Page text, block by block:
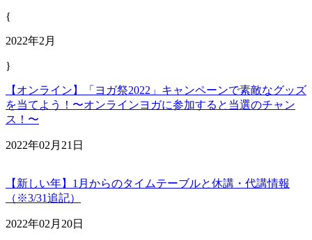
{
2022年2月
}
【オンライン】「ヨガ祭2022」キャンペーンで素敵なグッズ
を当てよう！〜オンラインヨガに参加すると当選のチャン
ス！〜
2022年02月21日
【新しい年】1月からのタイムテーブルと休講・代講情報
（※3/31追記）
2022年02月20日